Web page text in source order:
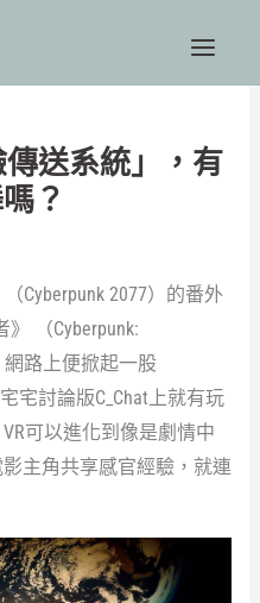
傳送系統」，有
？
Cyberpunk 2077）的番外
（Cyberpunk:
網路上便掀起一股
宅討論版C_Chat上就有玩
可以進化到像是劇情中
主角共享感官經驗，就連